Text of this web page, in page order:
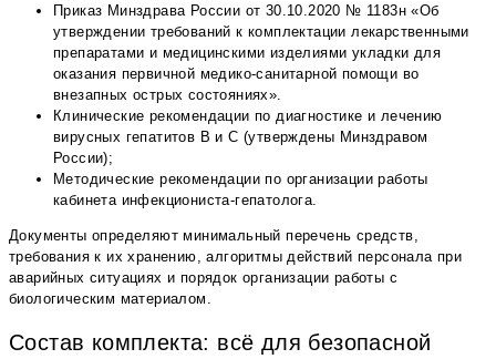
Приказ Минздрава России от 30.10.2020 № 1183н «Об
утверждении требований к комплектации лекарственными
препаратами и медицинскими изделиями укладки для
оказания первичной медико-санитарной помощи во
внезапных острых состояниях».
Клинические рекомендации по диагностике и лечению
вирусных гепатитов В и С (утверждены Минздравом
России);
Методические рекомендации по организации работы
кабинета инфекциониста-гепатолога.
Документы определяют минимальный перечень средств,
требования к их хранению, алгоритмы действий персонала при
аварийных ситуациях и порядок организации работы с
биологическим материалом.
Состав комплекта: всё для безопасной